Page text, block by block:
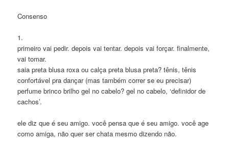
Consenso
1.
primeiro vai pedir. depois vai tentar. depois vai forçar. finalmente,
vai tomar.
saia preta blusa roxa ou calça preta blusa preta? tênis, tênis
confortável pra dançar (mas também correr se eu precisar)
perfume brinco brilho gel no cabelo? gel no cabelo, ‘definidor de
cachos’.
ele diz que é seu amigo. você pensa que é seu amigo. você age
como amiga, não quer ser chata mesmo dizendo não.